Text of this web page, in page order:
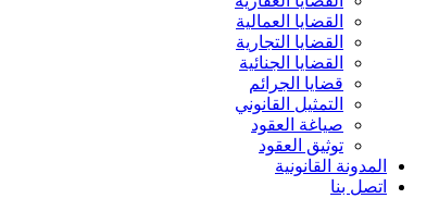
القضايا العمالية
القضايا التجارية
القضايا الجنائية
قضايا الجرائم
التمثيل القانوني
صياغة العقود
توثيق العقود
المدونة القانونية
اتصل بنا